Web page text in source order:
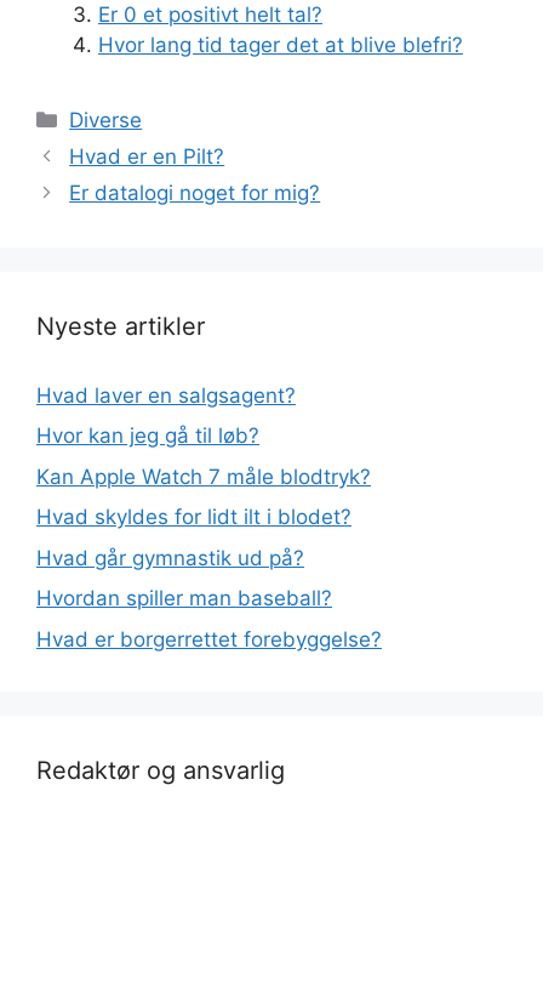
Er 0 et positivt helt tal?
Hvor lang tid tager det at blive blefri?
Kategorier
Diverse
Hvad er en Pilt?
Er datalogi noget for mig?
Nyeste artikler
Hvad laver en salgsagent?
Hvor kan jeg gå til løb?
Kan Apple Watch 7 måle blodtryk?
Hvad skyldes for lidt ilt i blodet?
Hvad går gymnastik ud på?
Hvordan spiller man baseball?
Hvad er borgerrettet forebyggelse?
Redaktør og ansvarlig